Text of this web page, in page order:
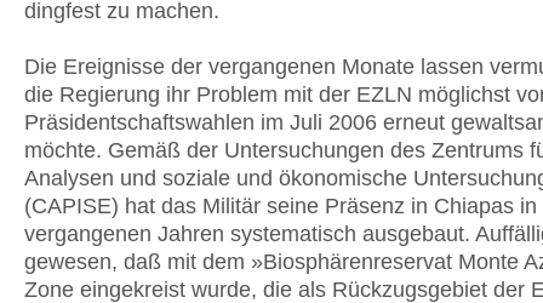
dingfest zu machen.
Die Ereignisse der vergangenen Monate lassen
die Regierung ihr Problem mit der EZLN möglichst
Präsidentschaftswahlen im Juli 2006 erneut
möchte. Gemäß der Untersuchungen des Zentrums
Analysen und soziale und ökonomische
(CAPISE) hat das Militär seine Präsenz in Chiapas in
vergangenen Jahren systematisch ausgebaut.
gewesen, daß mit dem »Biosphärenreservat Monte
Zone eingekreist wurde, die als Rückzugsgebiet der